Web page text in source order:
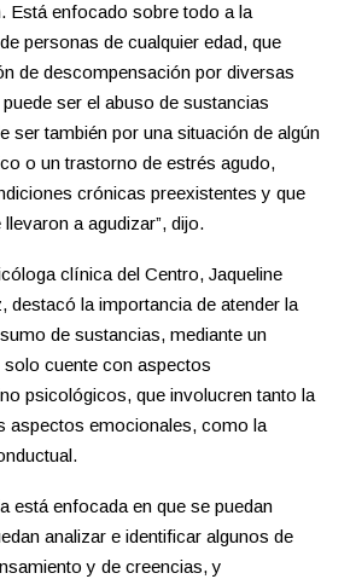
Está enfocado sobre todo a la
personas de cualquier edad, que
de descompensación por diversas
ser el abuso de sustancias
ser también por una situación de algún
o un trastorno de estrés agudo,
crónicas preexistentes y que
a agudizar”, dijo.
clínica del Centro, Jaqueline
destacó la importancia de atender la
de sustancias, mediante un
cuente con aspectos
psicológicos, que involucren tanto la
aspectos emocionales, como la
está enfocada en que se puedan
analizar e identificar algunos de
y de creencias, y